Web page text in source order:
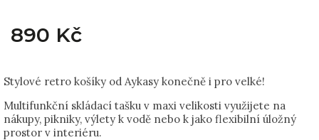
890 Kč
Stylové retro košíky od Aykasy konečně i pro velké!
Multifunkční skládací tašku v maxi velikosti využijete na
nákupy, pikniky, výlety k vodě nebo k jako flexibilní úložný
prostor v interiéru.